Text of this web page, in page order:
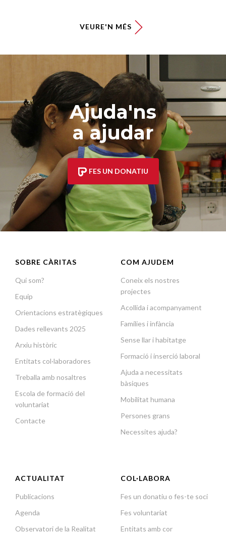
VEURE'N MÉS
Ajuda'ns
a ajudar
FES UN DONATIU
SOBRE CÀRITAS
Qui som?
Equip
Orientacions estratègiques
Dades rellevants 2025
Arxiu històric
Entitats col·laboradores
Treballa amb nosaltres
Escola de formació del
voluntariat
Contacte
COM AJUDEM
Coneix els nostres
projectes
Acollida i acompanyament
Famílies i infància
Sense llar i habitatge
Formació i inserció laboral
Ajuda a necessitats
bàsiques
Mobilitat humana
Persones grans
Necessites ajuda?
ACTUALITAT
Publicacions
Agenda
Observatori de la Realitat
COL·LABORA
Fes un donatiu o fes-te soci
Fes voluntariat
Entitats amb cor